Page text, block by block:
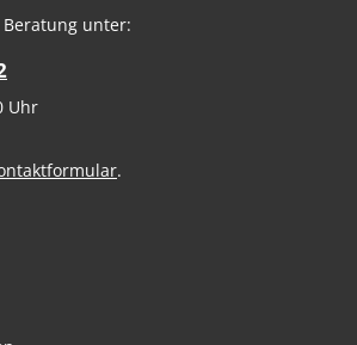
Sie die oben abgebildeten Zeichen
unter:
Uhr
.